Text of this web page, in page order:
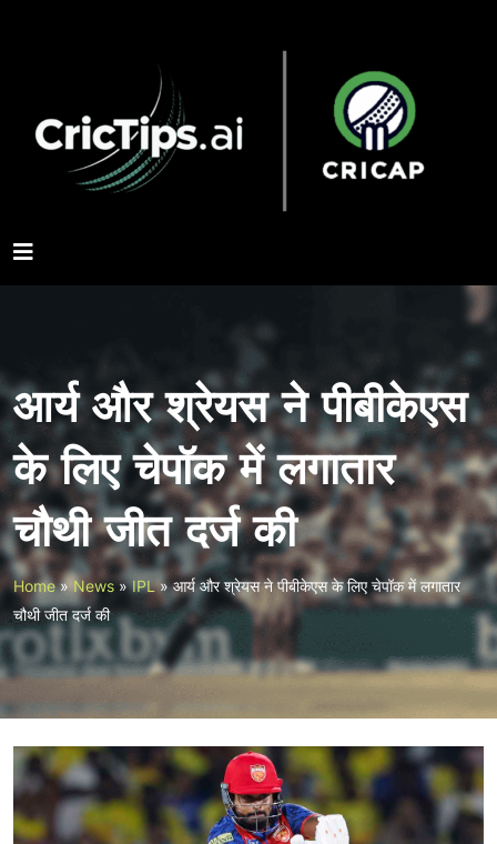
आर्य और श्रेयस ने पीबीकेएस
के लिए चेपॉक में लगातार
चौथी जीत दर्ज की
Home»News»IPL»आर्य और श्रेयस ने पीबीकेएस के लिए चेपॉक में लगातार
चौथी जीत दर्ज की